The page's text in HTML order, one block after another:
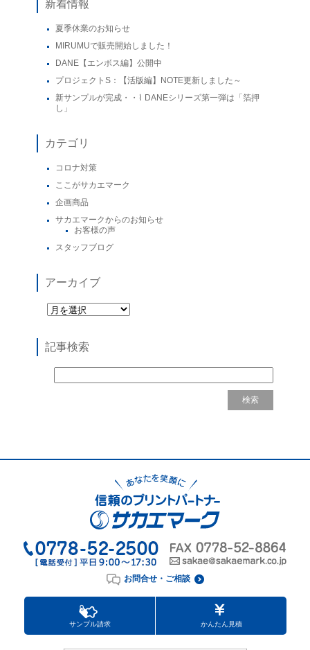
新着情報
夏季休業のお知らせ
MIRUMUで販売開始しました！
DANE【エンボス編】公開中
プロジェクトS：【活版編】NOTE更新しました～
新サンプルが完成・・⌇ DANEシリーズ第一弾は「箔押
し」
カテゴリ
コロナ対策
ここがサカエマーク
企画商品
サカエマークからのお知らせ
お客様の声
スタッフブログ
アーカイブ
記事検索
お問合せ・ご相談
サンプル請求 かんたん見積